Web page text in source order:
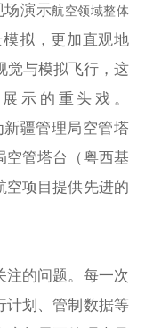
场演示航空领域整体
模拟，更加直观地
觉与模拟飞行，这
示的重头戏。
疆管理局空管塔
空管塔台（粤西基
空项目提供先进的
注的问题。每一次
计划、管制数据等